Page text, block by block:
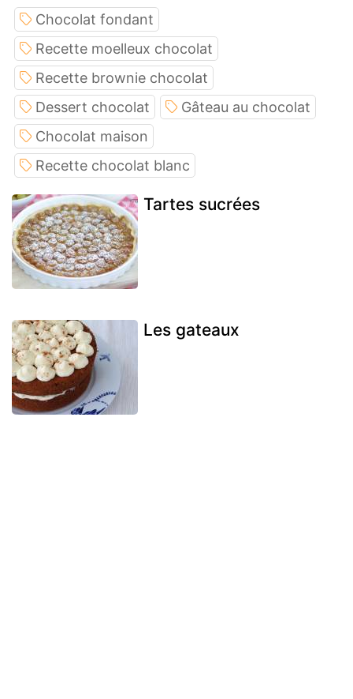
Chocolat fondant
Recette moelleux chocolat
Recette brownie chocolat
Dessert chocolat
Gâteau au chocolat
Chocolat maison
Recette chocolat blanc
Tartes sucrées
Les gateaux